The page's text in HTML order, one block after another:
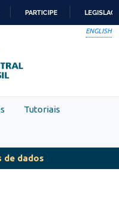
PARTICIPE
ENGLISH
Tutoriais
de dados